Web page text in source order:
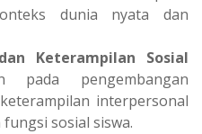
dunia nyata dan
Keterampilan Sosial
pada pengembangan
interpersonal
sosial siswa.